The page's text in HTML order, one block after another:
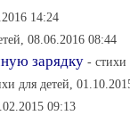
14:24
08.06.2016 08:44
зарядку - стихи
для детей,
09:13